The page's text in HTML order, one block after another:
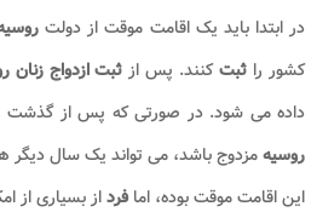
در ابتدا باید یک اقامت موقت از دولت
کشور را ثبتکنند. پس از ثبت ازدواج زنان
داده می شود. در صورتی که پس از گذشت ۱ سال، همچنان
روسیهمزدوج باشد، می تواند یک سال دیگر
این اقامت موقت بوده، امافرداز بسیاری از